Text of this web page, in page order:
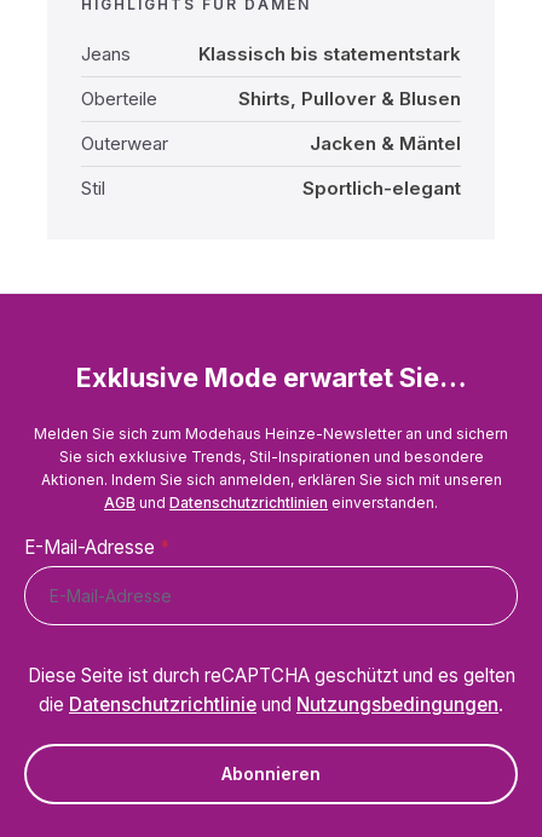
HIGHLIGHTS FÜR DAMEN
Jeans
Klassisch bis statementstark
Oberteile
Shirts, Pullover & Blusen
Outerwear
Jacken & Mäntel
Stil
Sportlich-elegant
Exklusive Mode erwartet Sie…
Melden Sie sich zum Modehaus Heinze-Newsletter an und sichern
Sie sich exklusive Trends, Stil-Inspirationen und besondere
Aktionen. Indem Sie sich anmelden, erklären Sie sich mit unseren
AGB und Datenschutzrichtlinien einverstanden.
E-Mail-Adresse *
Diese Seite ist durch reCAPTCHA geschützt und es gelten
die Datenschutzrichtlinie und Nutzungsbedingungen.
Abonnieren